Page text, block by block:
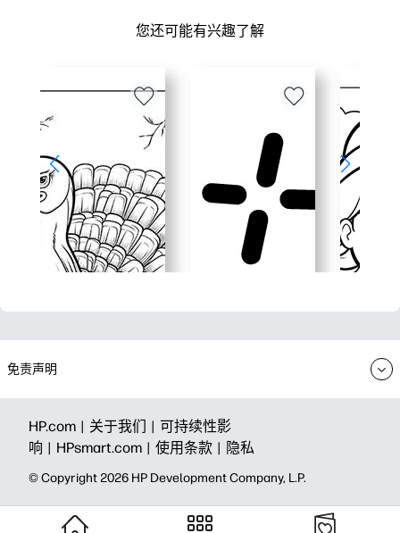
您还可能有兴趣了解
免责声明
HP.com | 关于我们 | 可持续性影
响 | HPsmart.com | 使用条款 | 隐私
© Copyright 2026 HP Development Company, L.P.